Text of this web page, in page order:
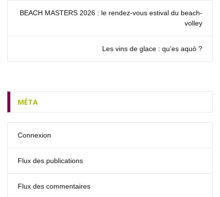
BEACH MASTERS 2026 : le rendez‑vous estival du beach-
volley
Les vins de glace : qu’es aquò ?
MÉTA
Connexion
Flux des publications
Flux des commentaires